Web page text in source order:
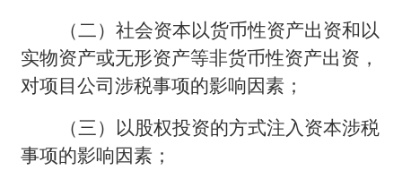
（二）社会资本以货币性资产出资和以
实物资产或无形资产等非货币性资产出资，
对项目公司涉税事项的影响因素；
（三）以股权投资的方式注入资本涉税
事项的影响因素；